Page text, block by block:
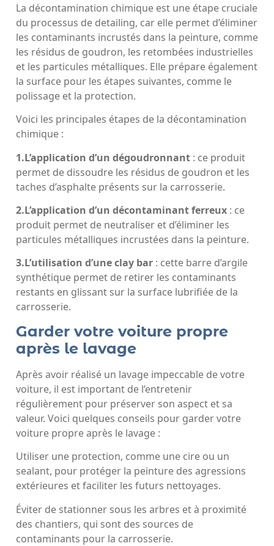
La décontamination chimique est une étape cruciale
du processus de detailing, car elle permet d’éliminer
les contaminants incrustés dans la peinture, comme
les résidus de goudron, les retombées industrielles
et les particules métalliques. Elle prépare également
la surface pour les étapes suivantes, comme le
polissage et la protection.
Voici les principales étapes de la décontamination
chimique :
1.L’application d’un dégoudronnant : ce produit
permet de dissoudre les résidus de goudron et les
taches d’asphalte présents sur la carrosserie.
2.L’application d’un décontaminant ferreux : ce
produit permet de neutraliser et d’éliminer les
particules métalliques incrustées dans la peinture.
3.L’utilisation d’une clay bar : cette barre d’argile
synthétique permet de retirer les contaminants
restants en glissant sur la surface lubrifiée de la
carrosserie.
Garder votre voiture propre
après le lavage
Après avoir réalisé un lavage impeccable de votre
voiture, il est important de l’entretenir
régulièrement pour préserver son aspect et sa
valeur. Voici quelques conseils pour garder votre
voiture propre après le lavage :
Utiliser une protection, comme une cire ou un
sealant, pour protéger la peinture des agressions
extérieures et faciliter les futurs nettoyages.
Éviter de stationner sous les arbres et à proximité
des chantiers, qui sont des sources de
contaminants pour la carrosserie.